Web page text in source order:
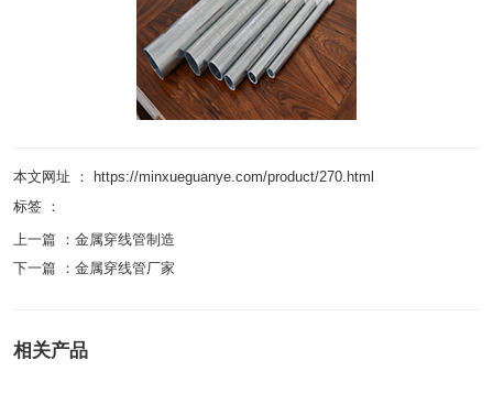
本文网址 ： https://minxueguanye.com/product/270.html
标签 ：
上一篇 ： 金属穿线管制造
下一篇 ： 金属穿线管厂家
相关产品